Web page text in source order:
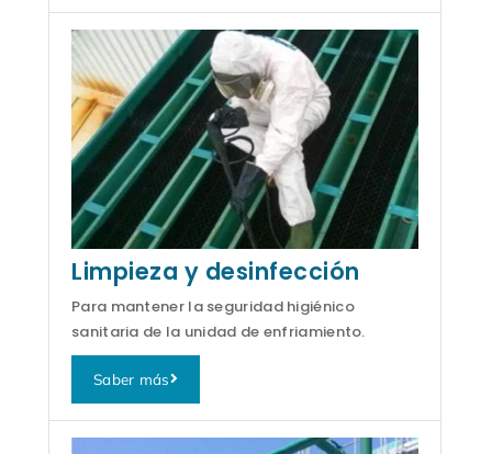
Limpieza y desinfección
Para mantener la seguridad higiénico
sanitaria de la unidad de enfriamiento.
Saber más